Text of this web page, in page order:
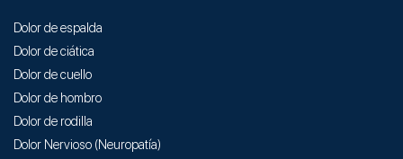
Dolor de espalda
Dolor de ciática
Dolor de cuello
Dolor de hombro
Dolor de rodilla
Dolor Nervioso (Neuropatía)